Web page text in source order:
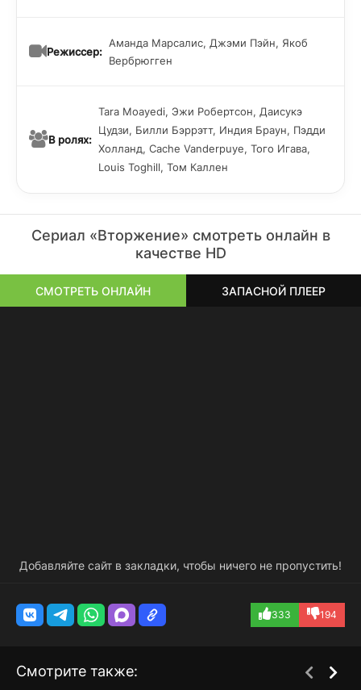
Режиссер:
Аманда Марсалис, Джэми Пэйн, Якоб
Вербрюгген
В ролях:
Tara Moayedi, Эжи Робертсон, Даисукэ
Цудзи, Билли Бэррэтт, Индия Браун, Пэдди
Холланд, Cache Vanderpuye, Того Игава,
Louis Toghill, Том Каллен
Сериал «Вторжение» смотреть онлайн в
качестве HD
СМОТРЕТЬ ОНЛАЙН ЗАПАСНОЙ ПЛЕЕР
Добавляйте сайт в закладки, чтобы ничего не пропустить!
333 194
Смотрите также: